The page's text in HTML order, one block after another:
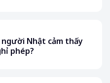
người Nhật cảm thấy
phép?